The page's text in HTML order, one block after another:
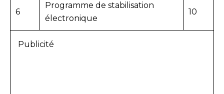
6
Programme de stabilisation
électronique
10
Publicité